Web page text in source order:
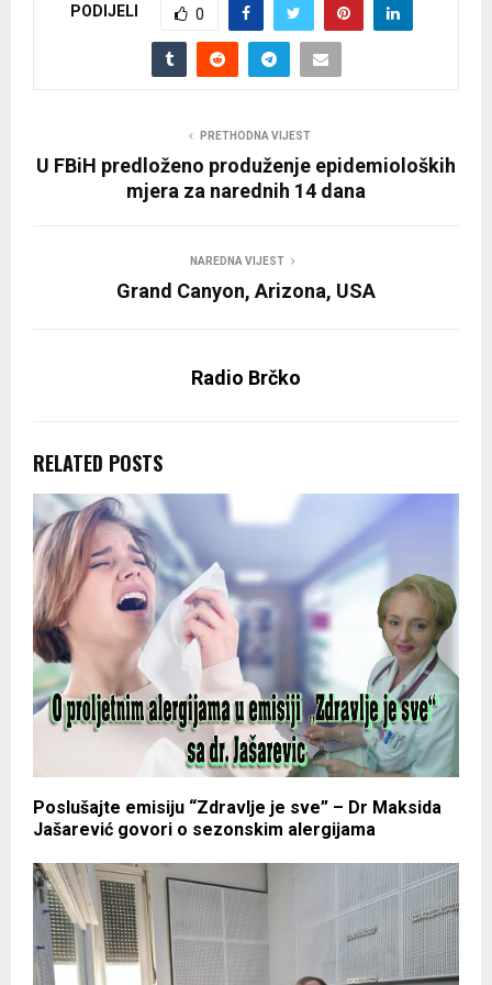
PODIJELI 0
PRETHODNA VIJEST
U FBiH predloženo produženje epidemioloških
mjera za narednih 14 dana
NAREDNA VIJEST
Grand Canyon, Arizona, USA
Radio Brčko
RELATED POSTS
Poslušajte emisiju “Zdravlje je sve” – Dr Maksida
Jašarević govori o sezonskim alergijama